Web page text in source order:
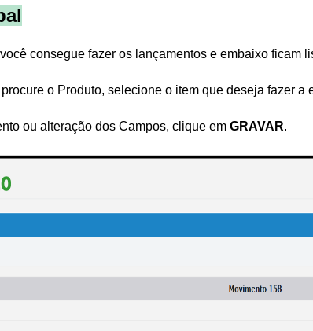
você consegue fazer os lançamentos e embaixo ficam
o Produto, selecione o item que deseja fazer
ou alteração dos Campos, clique em GRAVAR.